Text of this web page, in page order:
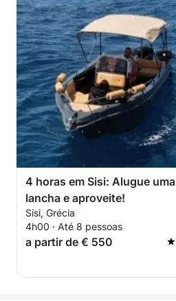
4 horas em Sisi: Alugue uma
lancha e aproveite!
Sisi, Grécia
4h00 · Até 8 pessoas
a partir de € 550